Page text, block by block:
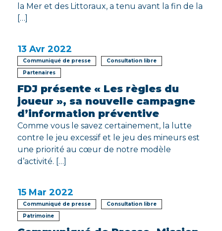
la Mer et des Littoraux, a tenu avant la fin de la
[…]
13 Avr 2022
Communiqué de presse
Consultation libre
Partenaires
FDJ présente « Les règles du
joueur », sa nouvelle campagne
d’information préventive
Comme vous le savez certainement, la lutte
contre le jeu excessif et le jeu des mineurs est
une priorité au cœur de notre modèle
d’activité. […]
15 Mar 2022
Communiqué de presse
Consultation libre
Patrimoine